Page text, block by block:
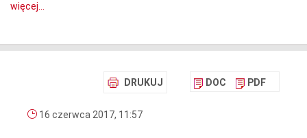
więcej...
DRUKUJ DOC PDF
16 czerwca 2017, 11:57